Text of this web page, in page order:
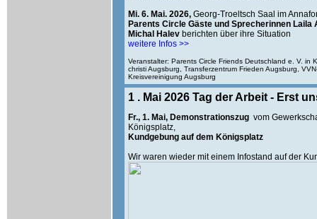
Mi. 6. Mai. 2026, Georg-Troeltsch Saal im
Parents Circle Gäste und Sprecherinnen Laila
Michal Halev berichten über ihre Situation
weitere Infos >>
Veranstalter: Parents Circle Friends Deutschland e. V. in
christi Augsburg, Transferzentrum Frieden Augsburg,
Kreisvereinigung Augsburg
1 . Mai 2026 Tag der Arbeit - Erst
Fr., 1. Mai, Demonstrationszug vom
Königsplatz,
Kundgebung auf dem Königsplatz
Wir waren wieder mit einem Infostand auf der